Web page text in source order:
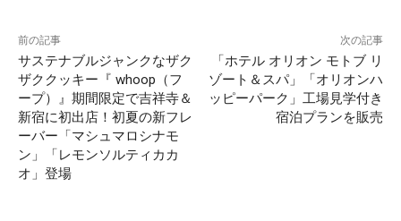
前の記事
サステナブルジャンクなザク
ザククッキー『 whoop（フ
ープ）』期間限定で吉祥寺＆
新宿に初出店！初夏の新フレ
ーバー「マシュマロシナモ
ン」「レモンソルティカカ
オ」登場
次の記事
「ホテル オリオン モトブ リ
ゾート＆スパ」「オリオンハ
ッピーパーク」工場見学付き
宿泊プランを販売